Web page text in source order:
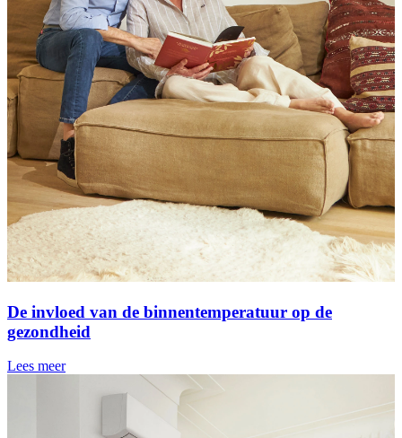
De invloed van de binnentemperatuur op de
gezondheid
Lees meer